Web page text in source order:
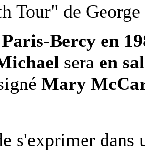
Tour" de
Paris-Bercy en
sera en
Mary
s'exprimer dans